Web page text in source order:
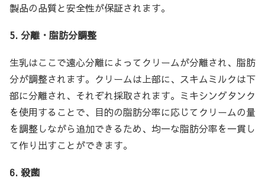
製品の品質と安全性が保証されます。
5. 分離・脂肪分調整
生乳はここで遠心分離によってクリームが分離され、脂肪
分が調整されます。クリームは上部に、スキムミルクは下
部に分離され、それぞれ採取されます。ミキシングタンク
を使用することで、目的の脂肪分率に応じてクリームの量
を調整しながら追加できるため、均一な脂肪分率を一貫し
て作り出すことができます。
6. 殺菌